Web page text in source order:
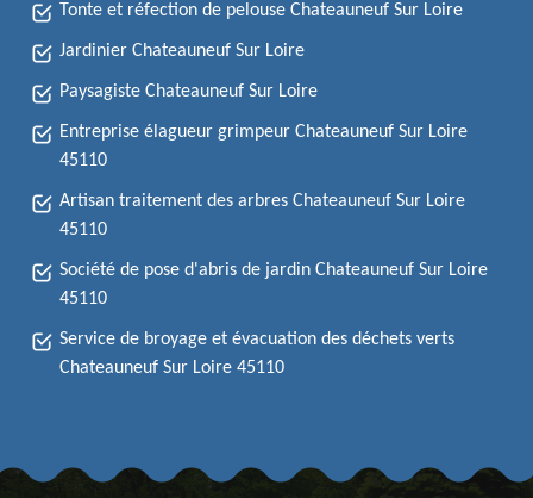
Tonte et réfection de pelouse Chateauneuf Sur Loire
Jardinier Chateauneuf Sur Loire
Paysagiste Chateauneuf Sur Loire
Entreprise élagueur grimpeur Chateauneuf Sur Loire
45110
Artisan traitement des arbres Chateauneuf Sur Loire
45110
Société de pose d'abris de jardin Chateauneuf Sur Loire
45110
Service de broyage et évacuation des déchets verts
Chateauneuf Sur Loire 45110